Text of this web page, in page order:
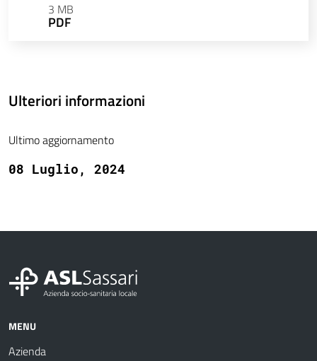
3 MB
PDF
Ulteriori informazioni
Ultimo aggiornamento
08 Luglio, 2024
MENU
Azienda